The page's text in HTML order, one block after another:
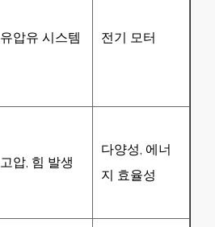
유압유 시스템 전기 모터
고압, 힘 발생
다양성, 에너
지 효율성